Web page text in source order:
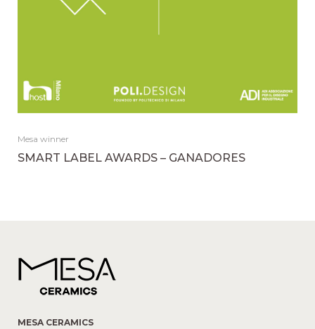
Mesa winner
SMART LABEL AWARDS – GANADORES
MESA CERAMICS